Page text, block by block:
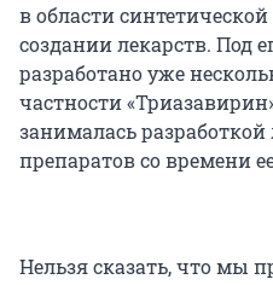
в области
создании лекарств. Под
разработано уже
частности
занималась
препаратов со времени
Нельзя сказать, что мы